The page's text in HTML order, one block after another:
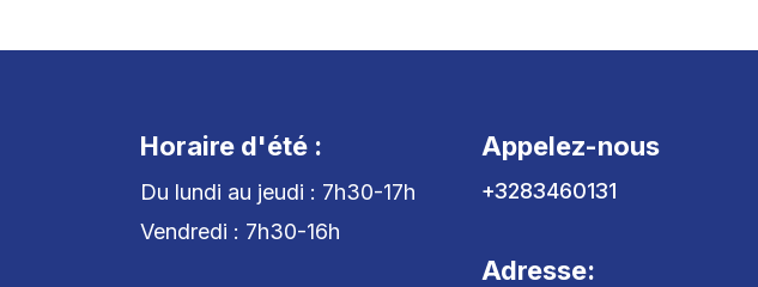
Horaire d'été :
Du lundi au jeudi : 7h30-17h
Vendredi : 7h30-16h
Appelez-nous
+3283460131
Adresse: